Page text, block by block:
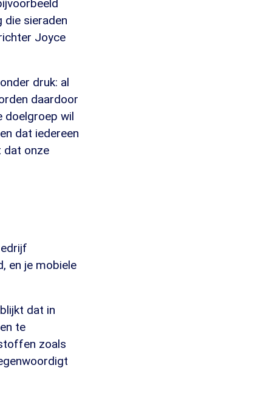
die sieraden
Joyce
druk: al
daardoor
doelgroep wil
dat iedereen
dat onze
en je mobiele
dat in
te
zoals